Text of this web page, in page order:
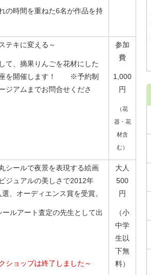
の時間を重ねた6名が作品を持
テキに変える～
て、摘果りんごを花材にした
座を開催します！ ※予約制
ジアムまでお問合せくださ
参加
費
1,000
円
（花
器・花
材含
む）
シールで夜景を表現する絵画
ジュアルの美しさで2012年
、オーディエンス賞を受賞。
ールアート査定の先生として出
ショップは終了しました～
大人
500
円
（小
中学
生以
下無
料）